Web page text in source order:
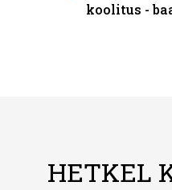
koolitus -
HETKEL